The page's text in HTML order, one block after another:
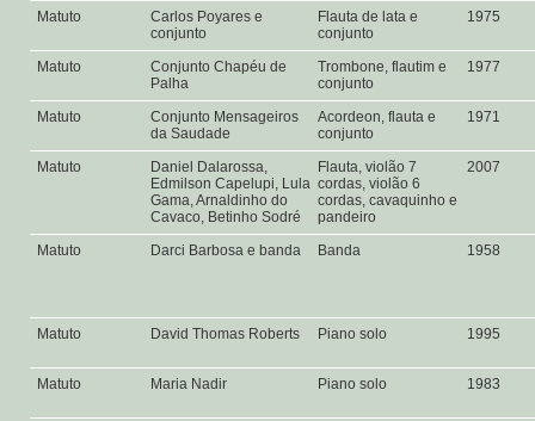
Matuto
Carlos Poyares e
conjunto
Flauta de lata e
conjunto
1975
Matuto
Conjunto Chapéu de
Palha
Trombone, flautim e
conjunto
1977
Matuto
Conjunto Mensageiros
da Saudade
Acordeon, flauta e
conjunto
1971
Matuto
Daniel Dalarossa,
Edmilson Capelupi, Lula
Gama, Arnaldinho do
Cavaco, Betinho Sodré
Flauta, violão 7
cordas, violão 6
cordas, cavaquinho e
pandeiro
2007
Matuto Darci Barbosa e banda Banda 1958
Matuto David Thomas Roberts Piano solo 1995
Matuto Maria Nadir Piano solo 1983